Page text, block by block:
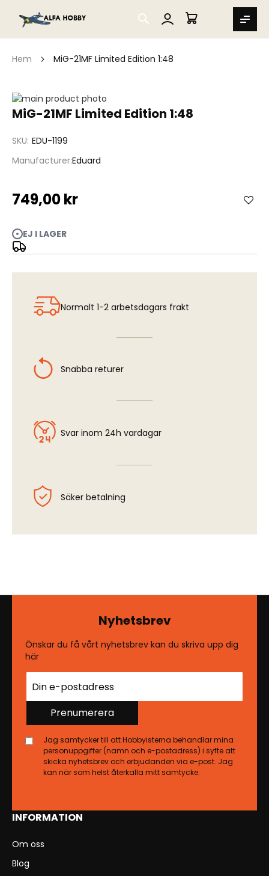
SEARCH
MIN VARUKORG
Hem MiG-21MF Limited Edition 1:48
MiG-21MF Limited Edition 1:48
SKU EDU-1199
ManufacturerEduard
749,00 kr
EJ I LAGER
Hoppa
till
bildgalleriet
Hoppa
av
bildgalleriet
Normalt 1-2 arbetsdagars frakt
Snabba returer
Svar inom 24h vardagar
Säker betalning
INFORMATION
Om oss
Blog
Nyhetsbrev
Önskar du få vårt nyhetsbrev kan du skriva upp dig
här
Prenumerera
Jag samtycker till att Hobbyisterna behandlar mina
personuppgifter (namn och e-postadress) i syfte att
skicka nyhetsbrev och erbjudanden via e-post. Jag
kan när som helst återkalla mitt samtycke.